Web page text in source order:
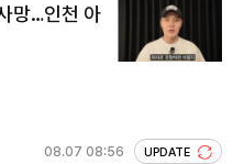
망…인천 아
08.07 08:56 UPDATE